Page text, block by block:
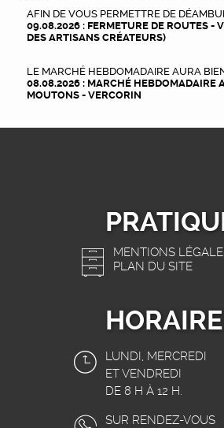
AFIN DE VOUS PERMETTRE DE
09.08.2026 : FERMETURE DE ROUTES -
DES ARTISANS CRÉATEURS)
LE MARCHÉ HEBDOMADAIRE AURA BIEN
08.08.2026 : MARCHÉ HEBDOMADAIRE
MOUTONS - VERCORIN
MENTIONS
PLAN DU SITE
LUNDI, MERCREDI
ET VENDREDI
DE 8 H À 12 H.
SUR RENDEZ-VOUS